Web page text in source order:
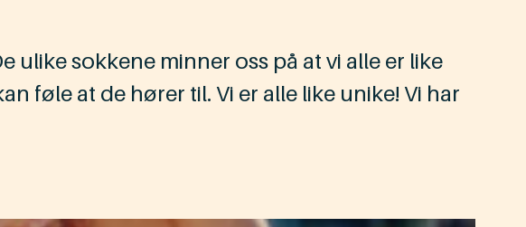
ulike sokkene minner oss på at vi alle er like
føle at de hører til. Vi er alle like unike! Vi har